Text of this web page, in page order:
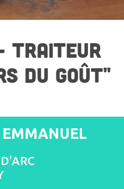
TRAITEUR
DU GOÛT"